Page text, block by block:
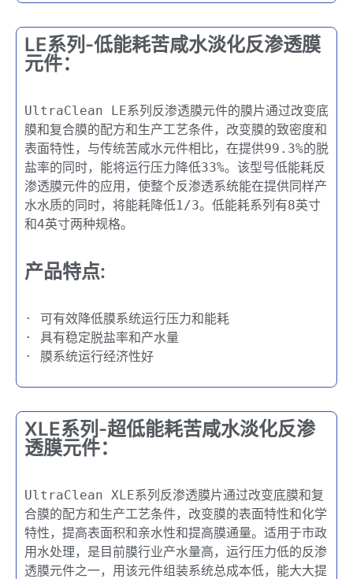
LE系列-低能耗苦咸水淡化反渗透膜
元件​：
UltraClean LE系列反渗透膜元件的膜片通过改变底
膜和复合膜的配方和生产工艺条件，改变膜的致密度和
表面特性，与传统苦咸水元件相比，在提供99.3%的脱
盐率的同时，能将运行压力降低33%。该型号低能耗反
渗透膜元件的应用，使整个反渗透系统能在提供同样产
水水质的同时，将能耗降低1/3。低能耗系列有8英寸
和4英寸两种规格。
产品特点:
· 可有效降低膜系统运行压力和能耗
· 具有稳定脱盐率和产水量
· 膜系统运行经济性好
XLE系列-超低能耗苦咸水淡化反渗
透膜元件​：
UltraClean XLE系列反渗透膜片通过改变底膜和复
合膜的配方和生产工艺条件，改变膜的表面特性和化学
特性，提高表面积和亲水性和提高膜通量。适用于市政
用水处理，是目前膜行业产水量高，运行压力低的反渗
透膜元件之一，用该元件组装系统总成本低，能大大提